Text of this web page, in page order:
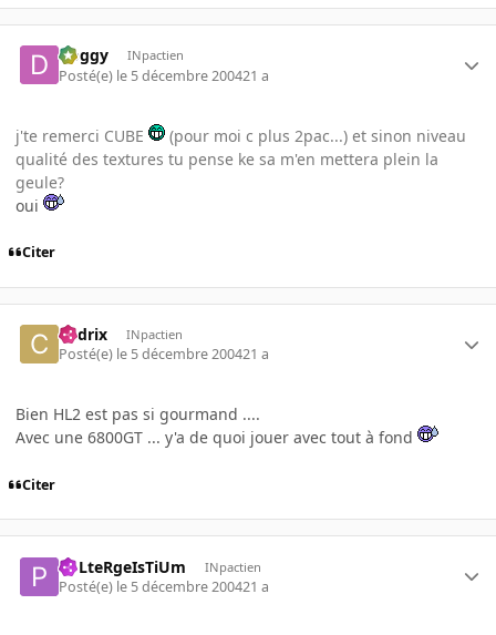
Doggy INpactien
Posté(e) le 5 décembre 200421 a
j'te remerci CUBE
(pour moi c plus 2pac...) et sinon niveau
qualité des textures tu pense ke sa m'en mettera plein la
geule?
oui
Citer
Cedrix INpactien
Posté(e) le 5 décembre 200421 a
Bien HL2 est pas si gourmand ....
Avec une 6800GT ... y'a de quoi jouer avec tout à fond
Citer
PoLteRgeIsTiUm INpactien
Posté(e) le 5 décembre 200421 a